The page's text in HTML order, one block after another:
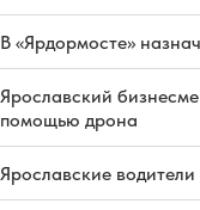
В «Ярдормосте»
Ярославский
помощью дрона
Ярославские